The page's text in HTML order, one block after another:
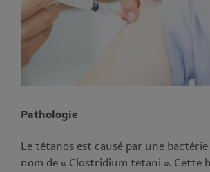
Pathologie
Le tétanos est causé par une
nom de « Clostridium tetani ». Cette